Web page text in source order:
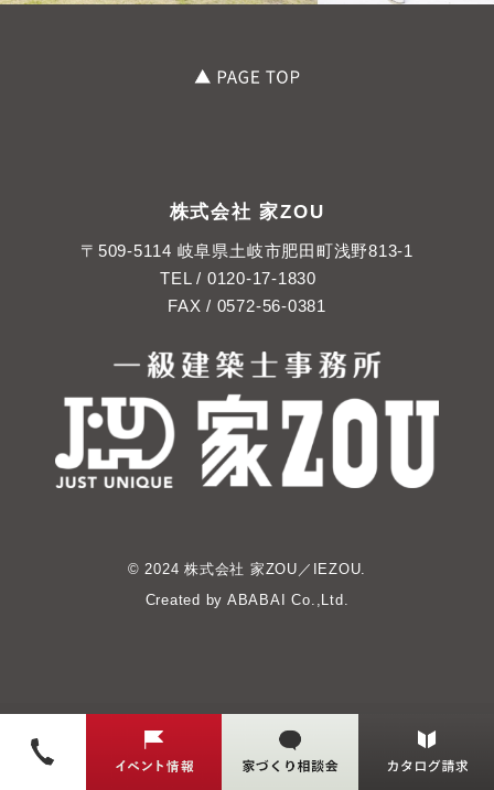
株式会社 家ZOU
〒509-5114 岐阜県土岐市肥田町浅野813-1
TEL / 0120-17-1830
FAX / 0572-56-0381
© 2024 株式会社 家ZOU／IEZOU.
Created by ABABAI Co.,Ltd.